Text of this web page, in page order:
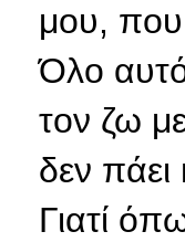
μου, που
Όλο
τον ζω
δεν πάει
Γιατί